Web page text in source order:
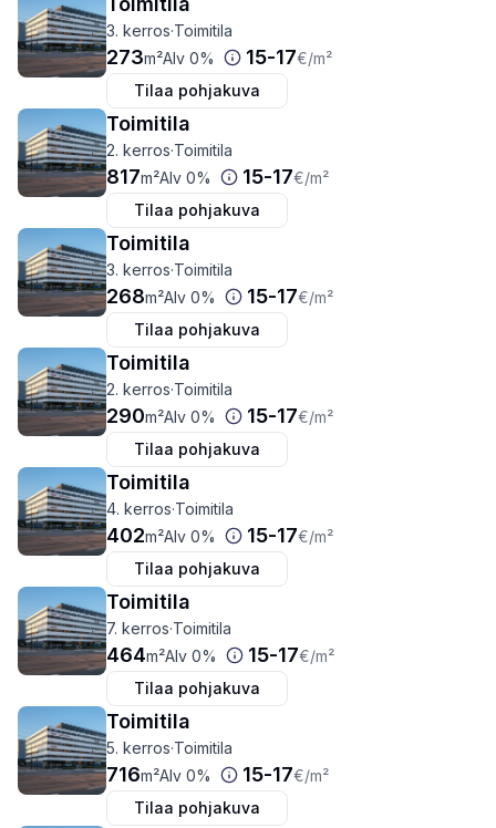
3. kerros·Toimitila
273m²Alv 0% 15-17€/m²
Tilaa pohjakuva
Toimitila
2. kerros·Toimitila
817m²Alv 0% 15-17€/m²
Tilaa pohjakuva
Toimitila
3. kerros·Toimitila
268m²Alv 0% 15-17€/m²
Tilaa pohjakuva
Toimitila
2. kerros·Toimitila
290m²Alv 0% 15-17€/m²
Tilaa pohjakuva
Toimitila
4. kerros·Toimitila
402m²Alv 0% 15-17€/m²
Tilaa pohjakuva
Toimitila
7. kerros·Toimitila
464m²Alv 0% 15-17€/m²
Tilaa pohjakuva
Toimitila
5. kerros·Toimitila
716m²Alv 0% 15-17€/m²
Tilaa pohjakuva